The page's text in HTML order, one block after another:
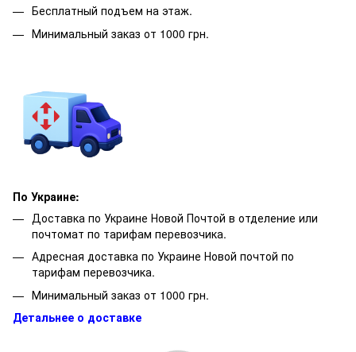
Бесплатный подъем на этаж.
Минимальный заказ от 1000 грн.
По Украине:
Доставка по Украине Новой Почтой в отделение или
почтомат по тарифам перевозчика.
Адресная доставка по Украине Новой почтой по
тарифам перевозчика.
Минимальный заказ от 1000 грн.
Детальнее о доставке